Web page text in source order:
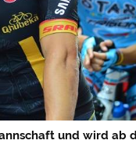
und wird ab